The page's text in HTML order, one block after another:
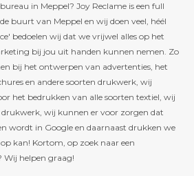
in Meppel? Joy Reclame is een full
buurt van Meppel en wij doen veel, héél
bedoelen wij dat we vrijwel alles op het
bij jou uit handen kunnen nemen. Zo
bij het ontwerpen van advertenties, het
en andere soorten drukwerk, wij
het bedrukken van alle soorten textiel, wij
drukwerk, wij kunnen er voor zorgen dat
wordt in Google en daarnaast drukken we
kan! Kortom, op zoek naar een
Wij helpen graag!